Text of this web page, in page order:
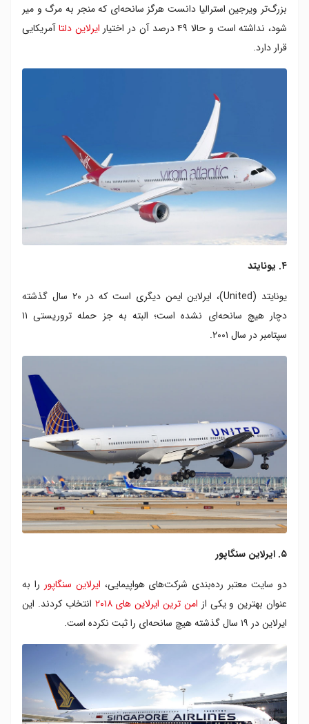
بزرگ‌تر ویرجین استرالیا دانست هرگز سانحه‌ای که منجر به مرگ و میر
شود، نداشته است و حالا ۴۹ درصد آن در اختیار
ایرلاین دلتاآمریکایی
قرار دارد.
۴. یونایتد
یونایتد (United)، ایرلاین ایمن دیگری است که در ۲۰ سال گذشته
دچار هیچ سانحه‌ای نشده است؛ البته به جز حمله تروریستی ۱۱
سپتامبر در سال ۲۰۰۱.
۵. ایرلاین سنگاپور
دو سایت معتبر رده‌بندی شرکت‌های هواپیمایی، ایرلاین سنگاپور را به
عنوان بهترین و یکی از امن ترین ایرلاین های ۲۰۱۸
انتخاب کردند. این
ایرلاین در ۱۹ سال گذشته هیچ سانحه‌ای را ثبت نکرده است.